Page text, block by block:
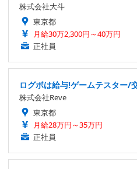
株式会社大斗
東京都
月給30万2,300円～40万円
正社員
ログボは給与!ゲームテスター/
株式会社Reve
東京都
月給28万円～35万円
正社員